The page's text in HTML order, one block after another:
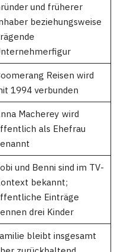
und früherer
beziehungsweise
Reisen wird
1994 verbunden
Macherey wird
als Ehefrau
und Benni sind im TV-
bekannt;
Einträge
drei Kinder
bleibt insgesamt